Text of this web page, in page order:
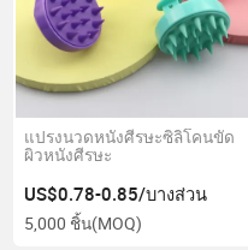
แปรงนวดหนังศีรษะซิลิโคนขัด
ผิวหนังศีรษะ
US$0.78-0.85/บางส่วน
5,000 ชิ้น(MOQ)